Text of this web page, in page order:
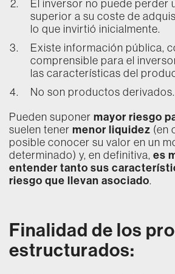
El inversor no puede perder
superior a su coste de
lo que invirtió inicialmente.
Existe información pública,
comprensible para el
las características del
No son productos derivados.
Pueden suponer mayor riesgo
suelen tener menor liquidez (en
posible conocer su valor en un
determinado) y, en definitiva, es
entender tanto sus
riesgo que llevan asociado.
Finalidad de los
estructurados: